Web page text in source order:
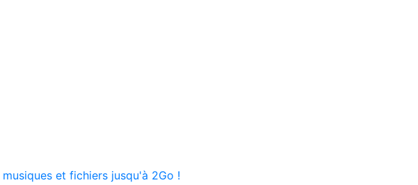
et fichiers jusqu'à 2Go !